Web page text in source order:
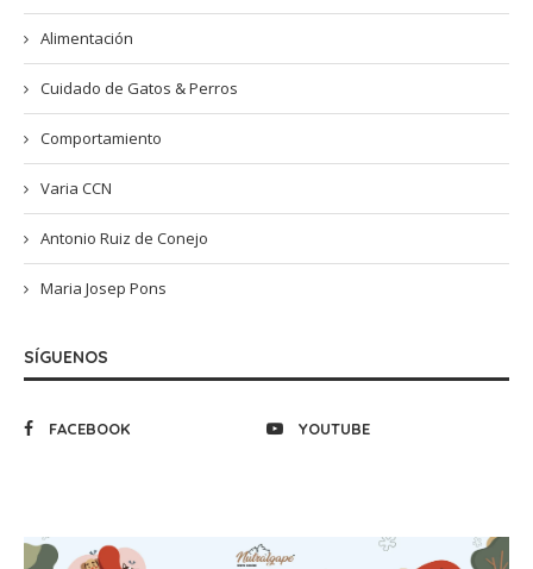
Alimentación
Cuidado de Gatos & Perros
Comportamiento
Varia CCN
Antonio Ruiz de Conejo
Maria Josep Pons
SÍGUENOS
FACEBOOK YOUTUBE